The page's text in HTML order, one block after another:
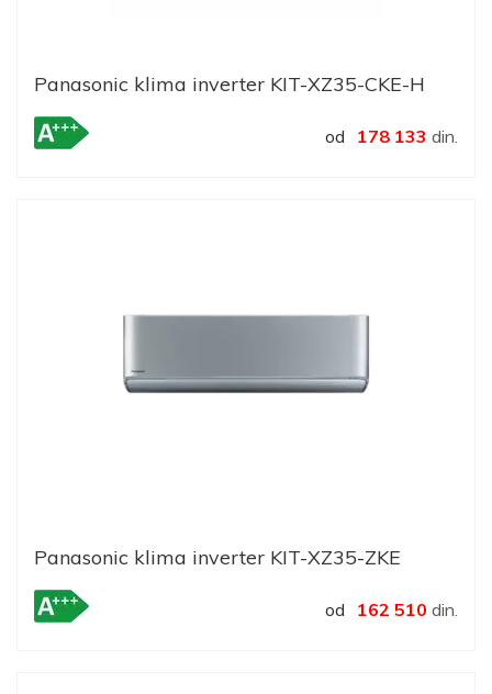
Panasonic klima inverter KIT-XZ35-CKE-H
od 178 133 din.
Panasonic klima inverter KIT-XZ35-ZKE
od 162 510 din.